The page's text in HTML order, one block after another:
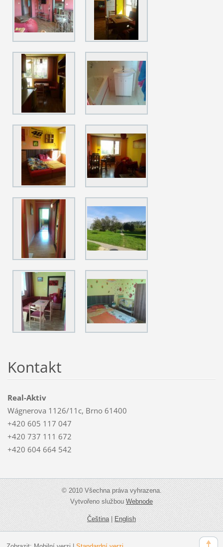
Kontakt
Real-Aktiv
Wágnerova 1126/11c, Brno 61400
+420 605 117 047
+420 737 111 672
+420 604 664 542
© 2010 Všechna práva vyhrazena.
Vytvořeno službouWebnode
Čeština|English